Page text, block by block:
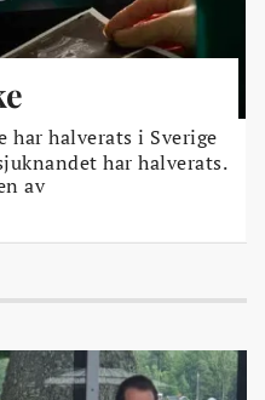
har halverats i Sverige
har halverats.
av